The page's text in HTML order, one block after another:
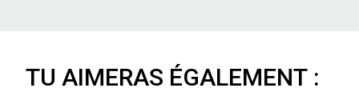
TU AIMERAS ÉGALEMENT :